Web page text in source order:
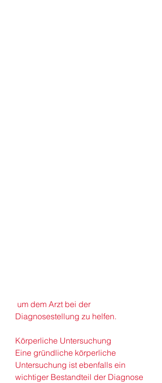
Diagnosestellung zu helfen.
Körperliche Untersuchung
Eine gründliche körperliche
Untersuchung ist ebenfalls ein
wichtiger Bestandteil der Diagnose